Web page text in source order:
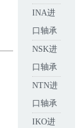
INA进
口轴承
NSK进
口轴承
NTN进
口轴承
IKO进